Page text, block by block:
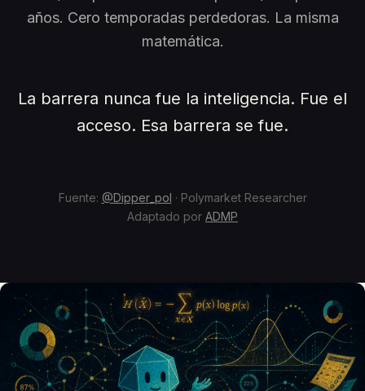
años. Cero temporadas perdedoras. La misma
matemática.
La barrera nunca fue la inteligencia. Fue el
acceso. Esa barrera se fue.
Fuente: @Dipper_pol · Polymarket Researcher
Adaptado por ADMP